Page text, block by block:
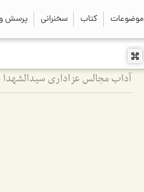
موضوعات کتاب سخنرانی پرسش
آداب مجالس عزاداری